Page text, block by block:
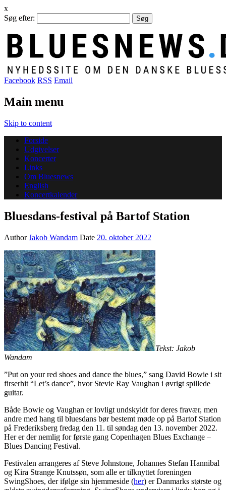
x
Søg efter:
Facebook RSS Email
Main menu
Skip to content
Forside
Udgivelser
Koncerter
Links
Om Bluesnews
English
Koncertkalender
Bluesdans-festival på Bartof Station
AuthorJakob Wandam Date 20. oktober 2022
Tekst: Jakob
Wandam
”Put on your red shoes and dance the blues,” sang David Bowie i sit
firserhit “Let’s dance”, hvor Stevie Ray Vaughan i øvrigt spillede
guitar.
Både Bowie og Vaughan er lovligt undskyldt for deres fravær, men
andre med hang til bluesdans bør bestemt møde op på Bartof Station
på Frederiksberg fredag den 11. til søndag den 13. november 2022.
Her er der nemlig for første gang Copenhagen Blues Exchange –
Blues Dancing Festival.
Festivalen arrangeres af Steve Johnstone, Johannes Stefan Hannibal
og Kira Strange Knutssøn, som alle er tilknyttet foreningen
SwingShoes, der ifølge sin hjemmeside (her) er Danmarks største og